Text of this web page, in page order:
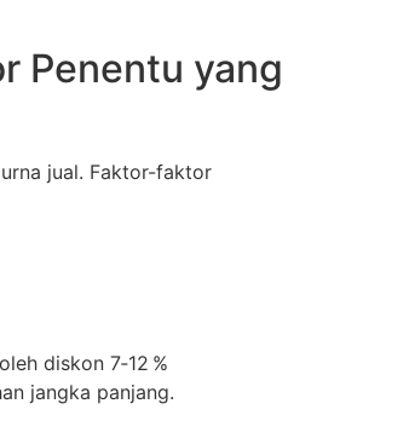
Penentu yang
jual. Faktor-faktor
diskon 7‑12 %
jangka panjang.